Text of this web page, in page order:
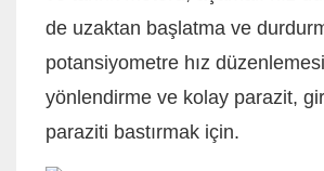
de uzaktan başlatma ve
potansiyometre hız
yönlendirme ve kolay parazit,
paraziti bastırmak için.